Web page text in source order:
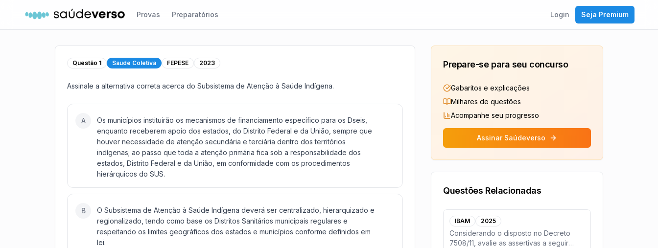
Provas Preparatórios Login Seja Premium
Questão 1 Saude Coletiva FEPESE 2023
Assinale a alternativa correta acerca do Subsistema de Atenção à Saúde Indígena.
A
Os municípios instituirão os mecanismos de financiamento específico para os Dseis,
enquanto receberem apoio dos estados, do Distrito Federal e da União, sempre que
houver necessidade de atenção secundária e terciária dentro dos territórios
indígenas; ao passo que toda a atenção primária fica sob a responsabilidade dos
estados, Distrito Federal e da União, em conformidade com os procedimentos
hierárquicos do SUS.
B
O Subsistema de Atenção à Saúde Indígena deverá ser centralizado, hierarquizado e
regionalizado, tendo como base os Distritos Sanitários municipais regulares e
respeitando os limites geográficos dos estados e municípios conforme definidos em
lei.
Prepare-se para seu concurso
Gabaritos e explicações
Milhares de questões
Acompanhe seu progresso
Assinar Saúdeverso
Questões Relacionadas
IBAM 2025
Considerando o disposto no Decreto
7508/11, avalie as assertivas a seguir